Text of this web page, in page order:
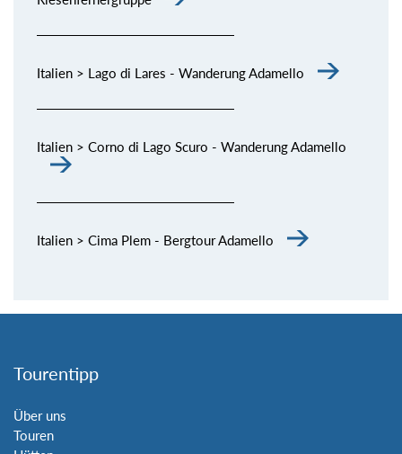
Italien > Lago di Lares - Wanderung Adamello
Italien > Corno di Lago Scuro - Wanderung Adamello
Italien > Cima Plem - Bergtour Adamello
Tourentipp
Über uns
Touren